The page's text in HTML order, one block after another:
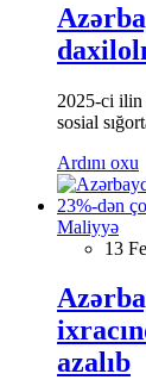
2025-ci ilin
sosial
Ardını oxu
Maliyyə
13
azalıb